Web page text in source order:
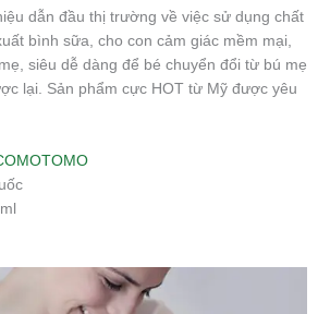
dẫn đầu thị trường về việc sử dụng chất
bình sữa, cho con cảm giác mềm mại,
siêu dễ dàng để bé chuyển đổi từ bú mẹ
lại. Sản phẩm cực HOT từ Mỹ được yêu